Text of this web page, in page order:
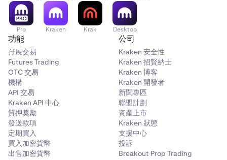
Pro Kraken Krak Desktop
功能
孖展交易
Futures Trading
OTC 交易
機構
API 交易
Kraken API 中心
質押獎勵
發送款項
定期買入
買入加密貨幣
出售加密貨幣
公司
Kraken 安全性
Kraken 招賢納士
Kraken 博客
Kraken 開發者
新聞專區
聯盟計劃
資產上市
Kraken 狀態
支援中心
投訴
Breakout Prop Trading